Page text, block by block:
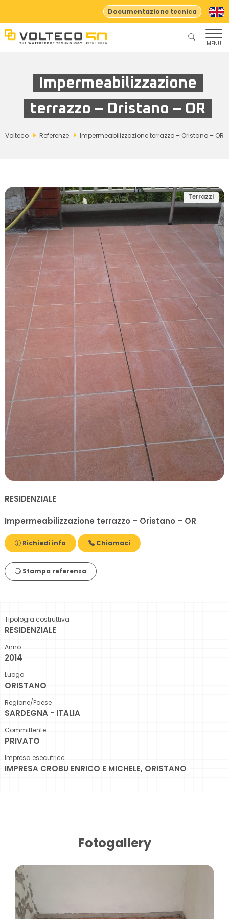
Documentazione tecnica
MENU
Impermeabilizzazione
terrazzo – Oristano – OR
Volteco Referenze Impermeabilizzazione terrazzo – Oristano – OR
Terrazzi
RESIDENZIALE
Impermeabilizzazione terrazzo – Oristano – OR
Richiedi info Chiamaci
Stampa referenza
Tipologia costruttiva
RESIDENZIALE
Anno
2014
Luogo
ORISTANO
Regione/Paese
SARDEGNA - ITALIA
Committente
PRIVATO
Impresa esecutrice
IMPRESA CROBU ENRICO E MICHELE, ORISTANO
Fotogallery